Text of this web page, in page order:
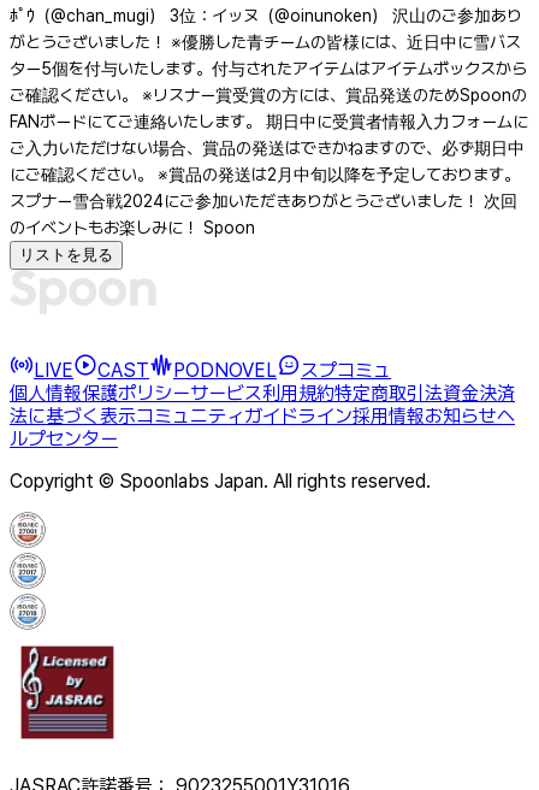
ﾎﾟｳ（@chan_mugi） 3位：イッヌ（@oinunoken） 沢山のご参加あり
がとうございました！ ※優勝した青チームの皆様には、近日中に雪バス
ター5個を付与いたします。付与されたアイテムはアイテムボックスから
ご確認ください。 ※リスナー賞受賞の方には、賞品発送のためSpoonの
FANボードにてご連絡いたします。 期日中に受賞者情報入力フォームに
ご入力いただけない場合、賞品の発送はできかねますので、必ず期日中
にご確認ください。 ※賞品の発送は2月中旬以降を予定しております。
スプナー雪合戦2024にご参加いただきありがとうございました！ 次回
のイベントもお楽しみに！ Spoon
リストを見る
LIVE CAST PODNOVEL
スプコミュ
個人情報保護ポリシーサービス利用規約特定商取引法資金決済
法に基づく表示コミュニティガイドライン採用情報お知らせヘ
ルプセンター
Copyright © Spoonlabs Japan. All rights reserved.